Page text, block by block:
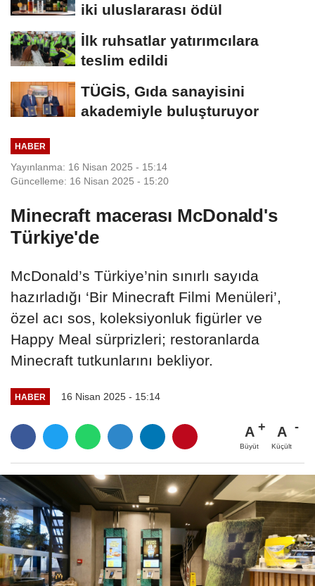
iki uluslararası ödül
İlk ruhsatlar yatırımcılara
teslim edildi
TÜGİS, Gıda sanayisini
akademiyle buluşturuyor
HABER
Yayınlanma: 16 Nisan 2025 - 15:14
Güncelleme: 16 Nisan 2025 - 15:20
Minecraft macerası McDonald's
Türkiye'de
McDonald’s Türkiye’nin sınırlı sayıda
hazırladığı ‘Bir Minecraft Filmi Menüleri’,
özel acı sos, koleksiyonluk figürler ve
Happy Meal sürprizleri; restoranlarda
Minecraft tutkunlarını bekliyor.
HABER 16 Nisan 2025 - 15:14
A
Büyüt
A
Küçült